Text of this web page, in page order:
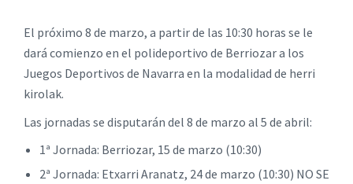
El próximo 8 de marzo, a partir de las 10:30 horas se le
dará comienzo en el polideportivo de Berriozar a los
Juegos Deportivos de Navarra en la modalidad de herri
kirolak.
Las jornadas se disputarán del 8 de marzo al 5 de abril:
1ª Jornada: Berriozar, 15 de marzo (10:30)
2ª Jornada: Etxarri Aranatz, 24 de marzo (10:30) NO SE